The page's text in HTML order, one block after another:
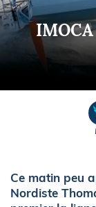
Ce matin peu
Nordiste